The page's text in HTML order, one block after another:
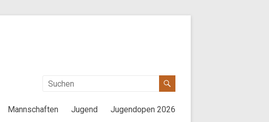
Mannschaften Jugend Jugendopen 2026